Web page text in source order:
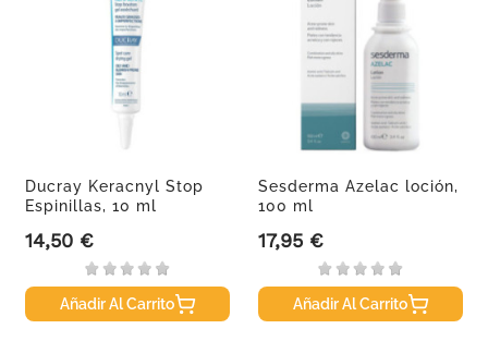
Ducray Keracnyl Stop
Espinillas, 10 ml
Precio
14,50 €
Añadir Al Carrito
Sesderma Azelac loción,
100 ml
Precio
17,95 €
Añadir Al Carrito